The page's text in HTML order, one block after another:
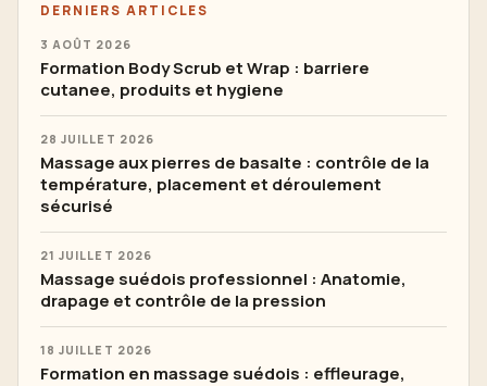
DERNIERS ARTICLES
3 AOÛT 2026
Formation Body Scrub et Wrap : barriere
cutanee, produits et hygiene
28 JUILLET 2026
Massage aux pierres de basalte : contrôle de la
température, placement et déroulement
sécurisé
21 JUILLET 2026
Massage suédois professionnel : Anatomie,
drapage et contrôle de la pression
18 JUILLET 2026
Formation en massage suédois : effleurage,